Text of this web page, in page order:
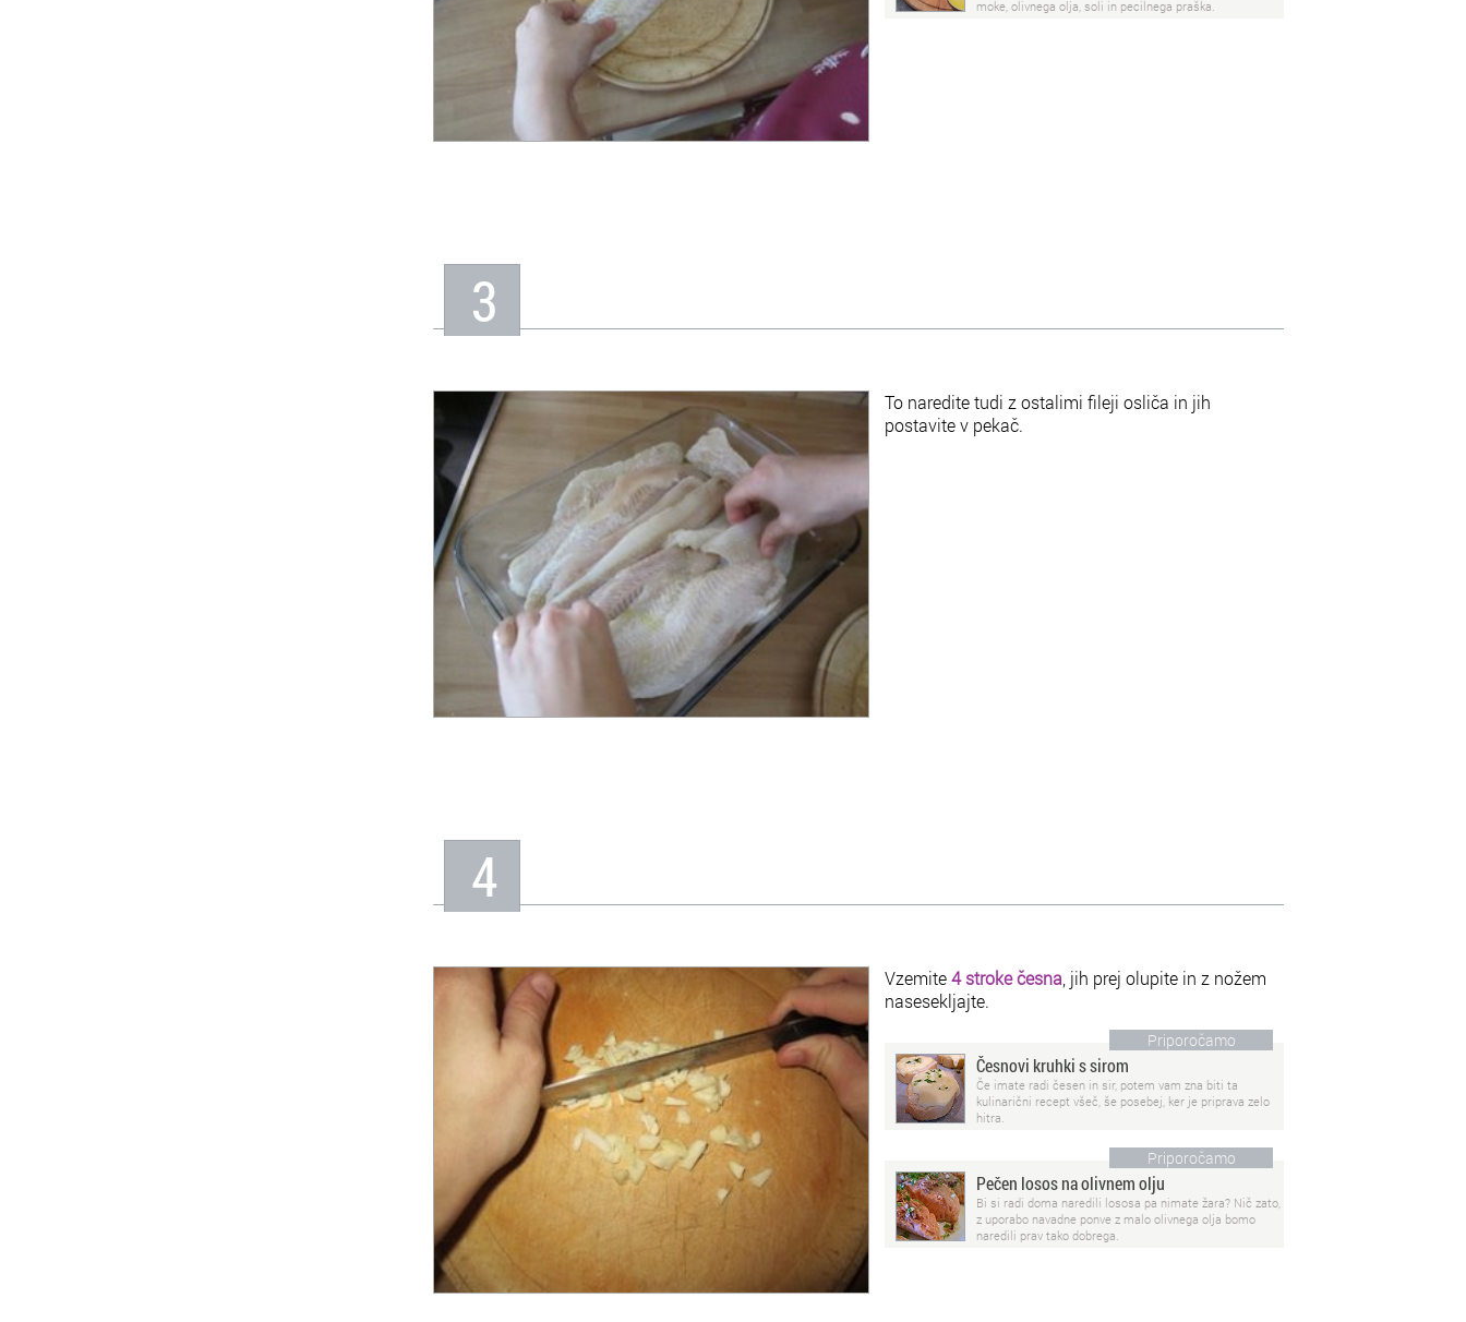
moke, olivnega olja, soli in pecilnega praška.
3
To naredite tudi z ostalimi fileji osliča in jih
postavite v pekač.
4
Vzemite4 stroke česna , jih prej olupite in z nožem
nasesekljajte.
Priporočamo
Česnovi kruhki s sirom
Če imate radi česen in sir, potem vam zna biti ta
kulinarični recept všeč, še posebej, ker je priprava zelo
hitra.
Priporočamo
Pečen losos na olivnem olju
Bi si radi doma naredili lososa pa nimate žara? Nič zato,
z uporabo navadne ponve z malo olivnega olja bomo
naredili prav tako dobrega.